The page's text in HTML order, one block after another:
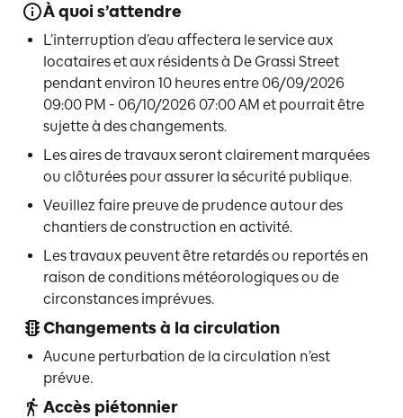
À quoi s’attendre
L’interruption d’eau affectera le service aux
locataires et aux résidents à De Grassi Street
pendant environ 10 heures entre 06/09/2026
09:00 PM - 06/10/2026 07:00 AM et pourrait être
sujette à des changements.
Les aires de travaux seront clairement marquées
ou clôturées pour assurer la sécurité publique.
Veuillez faire preuve de prudence autour des
chantiers de construction en activité.
Les travaux peuvent être retardés ou reportés en
raison de conditions météorologiques ou de
circonstances imprévues.
Changements à la circulation
Aucune perturbation de la circulation n’est
prévue.
Accès piétonnier